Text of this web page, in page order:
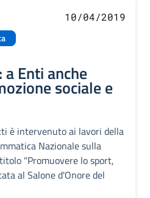
10/04/2019
Enti anche
sociale e
è intervenuto ai lavori della
Nazionale sulla
"Promuovere lo sport,
al Salone d'Onore del